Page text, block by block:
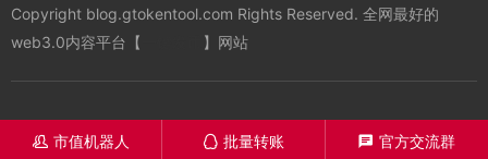
方法
与安
南
精通
南
详解
Copyright blog.gtokentool.com Rights Reserved. 全网最好的
web3.0内容平台【
】网站
󦋱 市值机器人 󦊱 批量转账 󦍁 官方交流群